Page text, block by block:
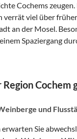
Cochems zeugen.
verrät viel über
an der Mosel.
Spaziergang
Region Cochem
und
erwarten Sie